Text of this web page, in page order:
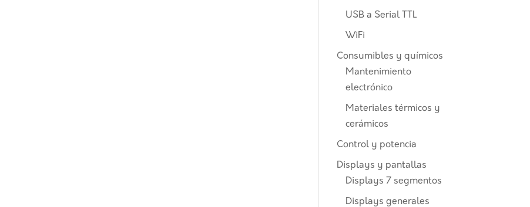
USB a Serial TTL
WiFi
Consumibles y químicos
Mantenimiento
electrónico
Materiales térmicos y
cerámicos
Control y potencia
Displays y pantallas
Displays 7 segmentos
Displays generales